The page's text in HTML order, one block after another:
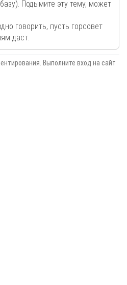
Подымите эту тему, может
говорить, пусть горсовет
даст.
Выполните вход на сайт